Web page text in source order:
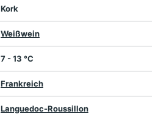
Kork
Weißwein
7 - 13 °C
Frankreich
Languedoc-Roussillon